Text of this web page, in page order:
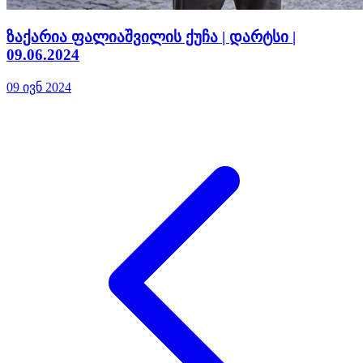
ზაქარია ფალიაშვილის ქუჩა | დარტსი |
09.06.2024
09 ივნ 2024